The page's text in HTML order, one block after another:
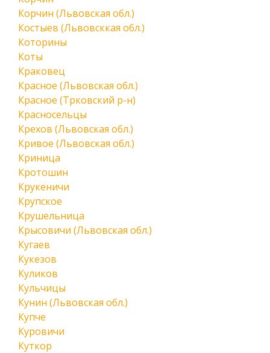
Корчин (Львовская обл.)
Костыев (Львовсккая обл.)
Которины
Коты
Краковец
Красное (Львовская обл.)
Красное (Трковский р-н)
Красносельцы
Крехов (Львовская обл.)
Кривое (Львовская обл.)
Криница
Кротошин
Крукеничи
Крупское
Крушельница
Крысовичи (Львовская обл.)
Кугаев
Кукезов
Куликов
Кульчицы
Кунин (Львовская обл.)
Купче
Куровичи
Куткор